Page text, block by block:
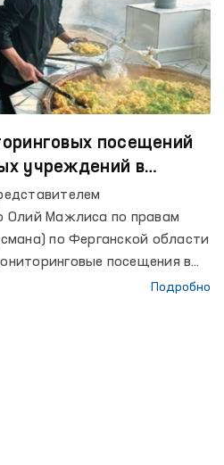
посещений
учреждений в
выявлены ряд
– Омбудсман
Олий Мажлиса по правам
по Ферганской области
посещения в
и правовой помощи
жительства (РИЭМ УВД
Подробно